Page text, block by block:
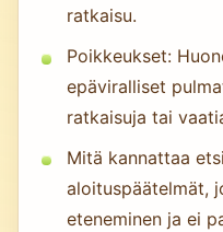
ratkaisu.
Poikkeukset:
epäviralliset
ratkaisuja tai
Mitä kannattaa
aloituspäätelmät,
eteneminen ja ei